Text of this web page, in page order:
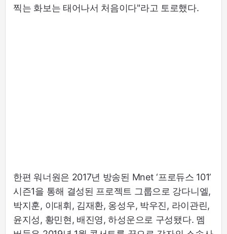
찍는 화보는 태어나서 처음이다"라고 토로했다.
한편 워너원은 2017년 방송된 Mnet ‘프로듀스 101’
시즌1을 통해 결성된 프로젝트 그룹으로 강다니엘,
박지훈, 이대휘, 김재환, 옹성우, 박우진, 라이관린,
윤지성, 황민현, 배진영, 하성운으로 구성됐다. 멤